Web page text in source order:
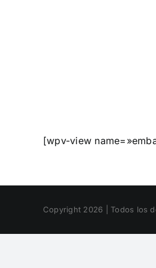
[wpv-view
Copyright 2026 | Todos los